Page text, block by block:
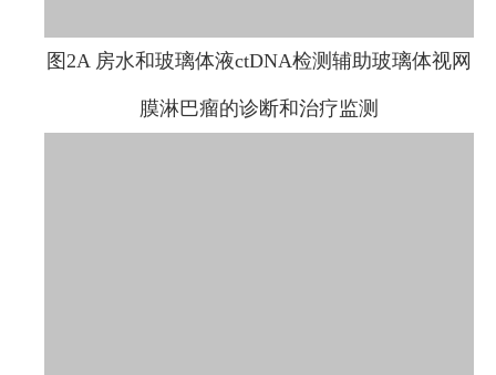
图2A 房水和玻璃体液ctDNA检测辅助玻璃体视网
膜淋巴瘤的诊断和治疗监测